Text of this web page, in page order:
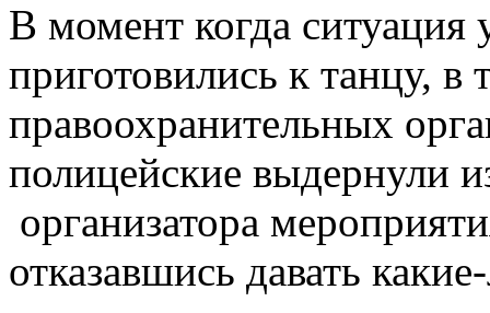
В момент когда ситуация
приготовились к танцу, в
правоохранительных
полицейские выдернули
организатора
отказавшись давать